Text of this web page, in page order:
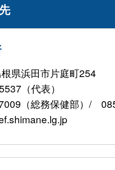
県浜田市片庭町254
（代表）
（総務保健部）/